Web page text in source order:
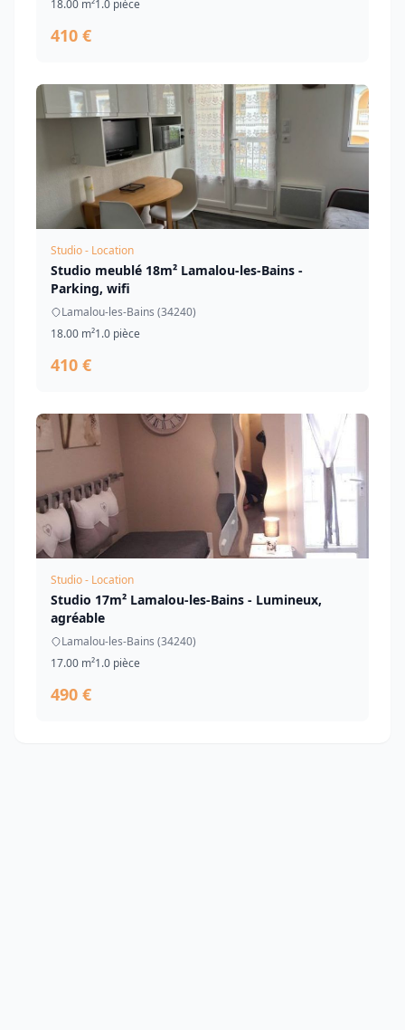
18.00 m²1.0 pièce
410 €
Studio - Location
Studio meublé 18m² Lamalou-les-Bains -
Parking, wifi
Lamalou-les-Bains (34240)
18.00 m²1.0 pièce
410 €
Studio - Location
Studio 17m² Lamalou-les-Bains - Lumineux,
agréable
Lamalou-les-Bains (34240)
17.00 m²1.0 pièce
490 €